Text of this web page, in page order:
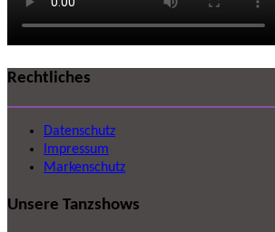
Rechtliches
Datenschutz
Impressum
Markenschutz
Unsere Tanzshows